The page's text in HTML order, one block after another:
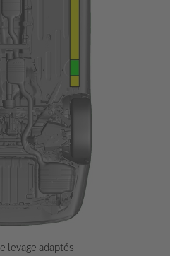
levage adaptés